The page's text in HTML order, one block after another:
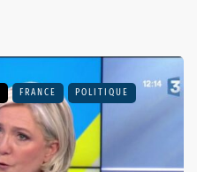
FRANCE POLITIQUE